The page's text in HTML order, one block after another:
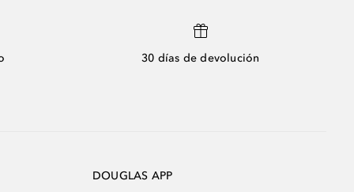
30 días de devolución
DOUGLAS APP